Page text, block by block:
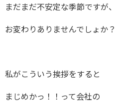
まだまだ不安定な季節ですが、
お変わりありませんでしょか？
私がこういう挨拶をすると
まじめかっ！！って会社の